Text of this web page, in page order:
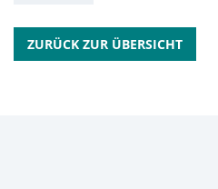
ZURÜCK ZUR ÜBERSICHT